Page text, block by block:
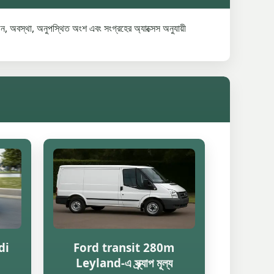
অবস্থা, অনুপস্থিত অংশ এবং সংগ্রহের অ্যাক্সেস অনুযায়ী
Ford transit 280m
Leyland-এ স্ক্র্যাপ মূল্য